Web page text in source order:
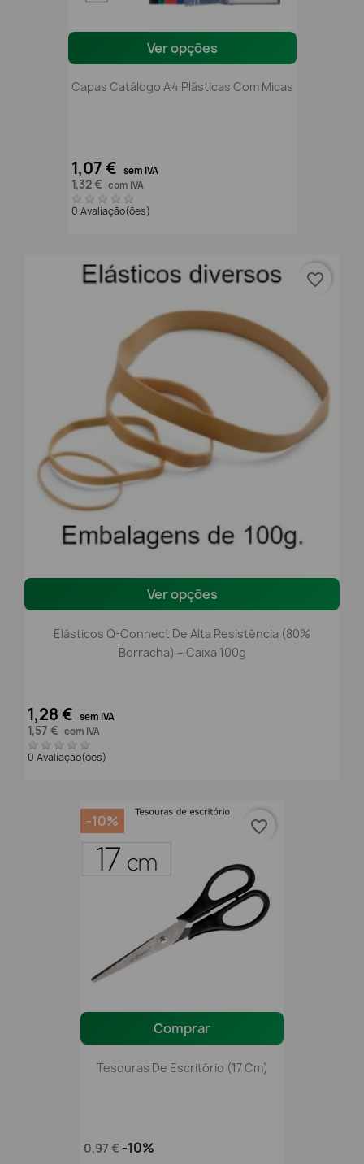
Ver opções
Capas Catálogo A4 Plásticas Com Micas
1,07 € sem IVA
1,32 € com IVA
0 Avaliação(ões)
Ver opções
Elásticos Q-Connect De Alta Resistência (80%
Borracha) – Caixa 100g
1,28 € sem IVA
1,57 € com IVA
0 Avaliação(ões)
favorite_border
Comprar
Tesouras De Escritório (17 Cm)
0,97 € -10%
-10% favorite_border